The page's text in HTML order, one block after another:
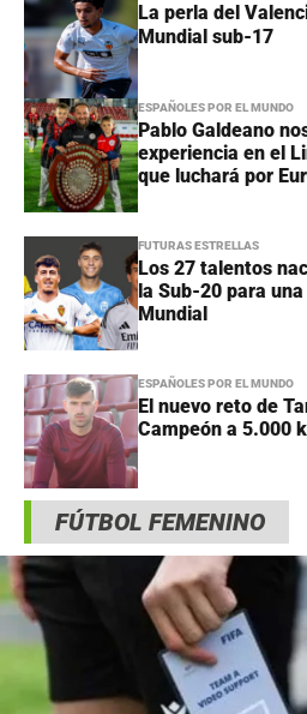
La perla del
Mundial sub-17
ESPAÑOLES POR EL MUNDO
Pablo Galdeano
experiencia en el
que luchará por
FUTURAS ESTRELLAS
Los 27 talentos
la Sub-20 para
Mundial
ESPAÑOLES POR EL MUNDO
El nuevo reto de
Campeón a 5.000
FÚTBOL FEMENINO